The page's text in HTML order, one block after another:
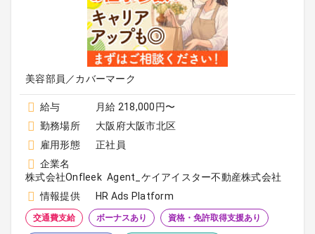
美容部員／カバーマーク
給与
月給 218,000円〜
勤務場所
大阪府大阪市北区
雇用形態
正社員
企業名
株式会社Onfleek Agent_ケイアイスター不動産株式会社
情報提供
HR Ads Platform
交通費支給 ボーナスあり 資格・免許取得支援あり